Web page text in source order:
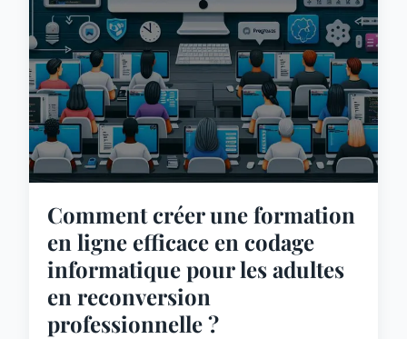
Comment créer une formation
en ligne efficace en codage
informatique pour les adultes
en reconversion
professionnelle ?